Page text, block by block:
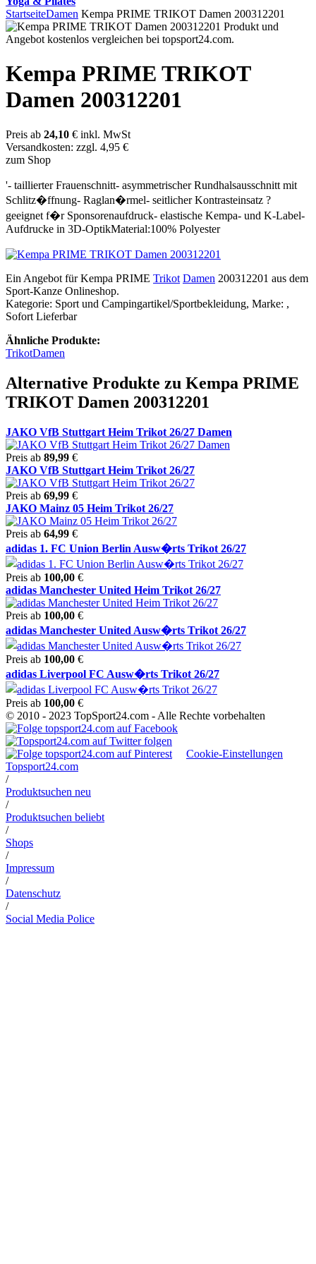
StartseiteDamen Kempa PRIME TRIKOT Damen 200312201
Kempa PRIME TRIKOT
Damen 200312201
Preis ab 24,10 € inkl. MwSt
Versandkosten: zzgl. 4,95 €
zum Shop
'- taillierter Frauenschnitt- asymmetrischer Rundhalsausschnitt mit
Schlitz�ffnung- Raglan�rmel- seitlicher Kontrasteinsatz ?
geeignet f�r Sponsorenaufdruck- elastische Kempa- und K-Label-
Aufdrucke in 3D-OptikMaterial:100% Polyester
Ein Angebot für Kempa PRIME Trikot Damen 200312201 aus dem
Sport-Kanze Onlineshop.
Kategorie: Sport und Campingartikel/Sportbekleidung, Marke: ,
Sofort Lieferbar
Ähnliche Produkte:
TrikotDamen
Alternative Produkte zu Kempa PRIME
TRIKOT Damen 200312201
JAKO VfB Stuttgart Heim Trikot 26/27 Damen
Preis ab 89,99 €
JAKO VfB Stuttgart Heim Trikot 26/27
Preis ab 69,99 €
JAKO Mainz 05 Heim Trikot 26/27
Preis ab 64,99 €
adidas 1. FC Union Berlin Ausw�rts Trikot 26/27
Preis ab 100,00 €
adidas Manchester United Heim Trikot 26/27
Preis ab 100,00 €
adidas Manchester United Ausw�rts Trikot 26/27
Preis ab 100,00 €
adidas Liverpool FC Ausw�rts Trikot 26/27
Preis ab 100,00 €
© 2010 - 2023 TopSport24.com - Alle Rechte vorbehalten
Cookie-Einstellungen
Topsport24.com
/
Produktsuchen neu
/
Produktsuchen beliebt
/
Shops
/
Impressum
/
Datenschutz
/
Social Media Police